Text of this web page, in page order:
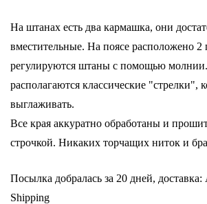
На штанах есть два кармашка, они
вместительные. На поясе расположено 2
регулируются штаны с помощью
располагаются классические "стрелки",
выглаживать.
Все края аккуратно обработаны и
строчкой. Никаких торчащих ниток и
Посылка добралась за 20 дней, доставка:
Shipping